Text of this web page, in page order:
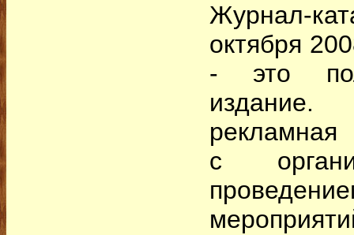
Журнал-
октября
- это
рекламная
с